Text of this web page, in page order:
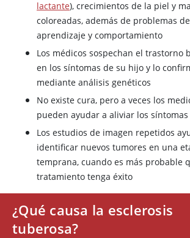
lactante), crecimientos de la piel y
coloreadas, además de problemas de
aprendizaje y comportamiento
Los médicos sospechan el trastorno
en los síntomas de su hijo y lo
mediante análisis genéticos
No existe cura, pero a veces los
pueden ayudar a aliviar los síntomas
Los estudios de imagen repetidos
identificar nuevos tumores en una
temprana, cuando es más probable
tratamiento tenga éxito
¿Qué causa la esclerosis
tuberosa?